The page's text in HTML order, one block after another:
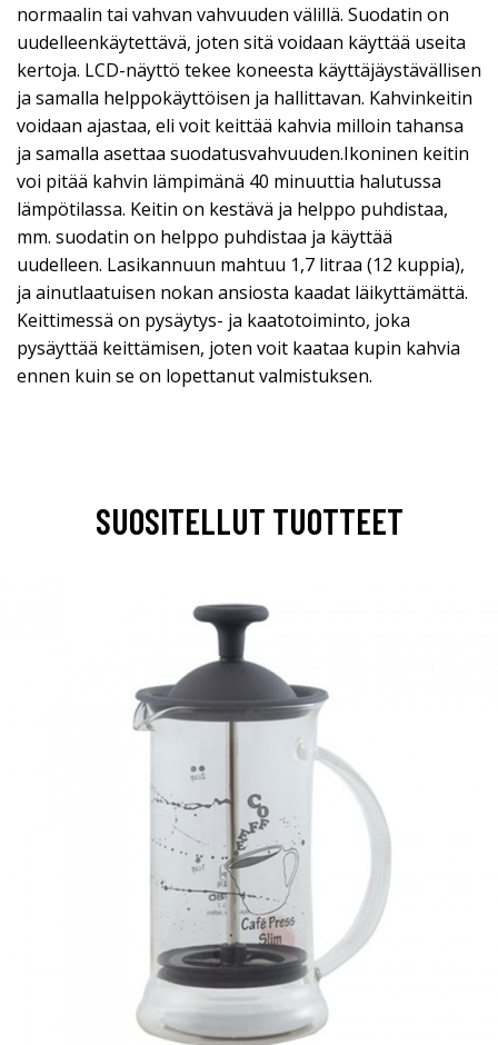
normaalin tai vahvan vahvuuden välillä. Suodatin on
uudelleenkäytettävä, joten sitä voidaan käyttää useita
kertoja. LCD-näyttö tekee koneesta käyttäjäystävällisen
ja samalla helppokäyttöisen ja hallittavan. Kahvinkeitin
voidaan ajastaa, eli voit keittää kahvia milloin tahansa
ja samalla asettaa suodatusvahvuuden.Ikoninen keitin
voi pitää kahvin lämpimänä 40 minuuttia halutussa
lämpötilassa. Keitin on kestävä ja helppo puhdistaa,
mm. suodatin on helppo puhdistaa ja käyttää
uudelleen. Lasikannuun mahtuu 1,7 litraa (12 kuppia),
ja ainutlaatuisen nokan ansiosta kaadat läikyttämättä.
Keittimessä on pysäytys- ja kaatotoiminto, joka
pysäyttää keittämisen, joten voit kaataa kupin kahvia
ennen kuin se on lopettanut valmistuksen.
SUOSITELLUT TUOTTEET